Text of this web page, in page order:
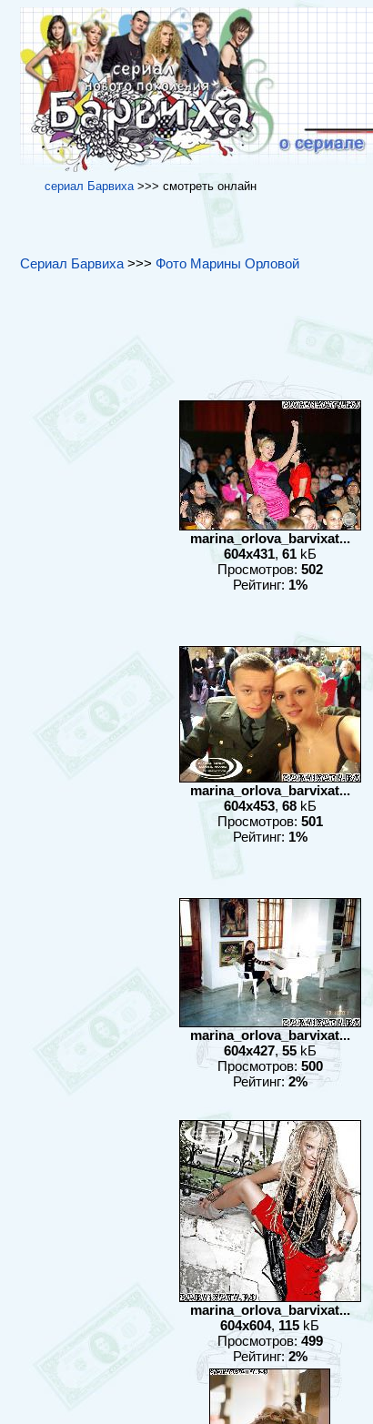
cериал Барвиха>>> cмотреть онлайн
Сериал Барвиха>>> Фото Марины Орловой
marina_orlova_barvixat...
604x431, 61kБ
Просмотров: 502
Рейтинг: 1%
marina_orlova_barvixat...
604x453, 68kБ
Просмотров: 501
Рейтинг: 1%
marina_orlova_barvixat...
604x427, 55kБ
Просмотров: 500
Рейтинг:2%
marina_orlova_barvixat...
604x604, 115 kБ
Просмотров: 499
Рейтинг:2%